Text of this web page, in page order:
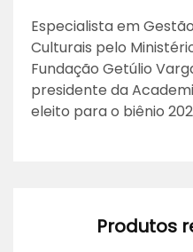
Especialista em
Culturais pelo
Fundação Getúlio
presidente da
eleito para o biênio
Produtos